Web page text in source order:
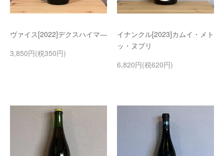
ヴァイス[2022]デクスハイマ―
3,850円(税350円)
イナンクル[2023]カムイ・メト
ッ・ヌプリ
6,820円(税620円)